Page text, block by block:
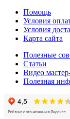
Помощь
Условия
Условия
Карта сайта
Полезные
Статьи
Видео
Полезная